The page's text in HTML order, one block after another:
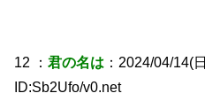
12 ：君の名は ：2024/04/14(
ID:Sb2Ufo/v0.net